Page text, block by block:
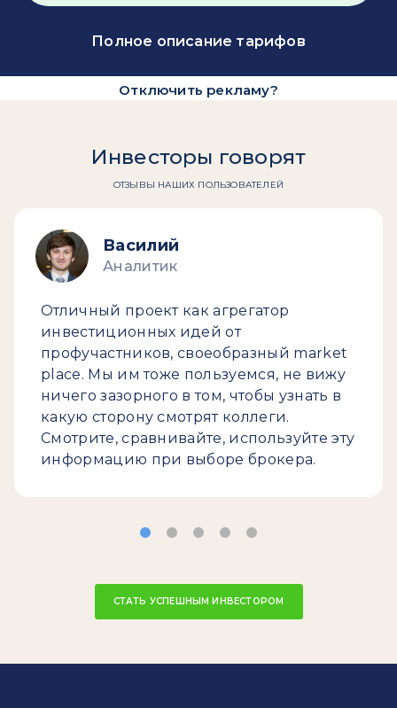
Полное описание тарифов
Отключить рекламу?
Инвесторы говорят
ОТЗЫВЫ НАШИХ ПОЛЬЗОВАТЕЛЕЙ
Василий
Аналитик
Отличный проект как агрегатор
инвестиционных идей от
профучастников, своеобразный market
place. Мы им тоже пользуемся, не вижу
ничего зазорного в том, чтобы узнать в
какую сторону смотрят коллеги.
Смотрите, сравнивайте, используйте эту
информацию при выборе брокера.
СТАТЬ УСПЕШНЫМ ИНВЕСТОРОМ